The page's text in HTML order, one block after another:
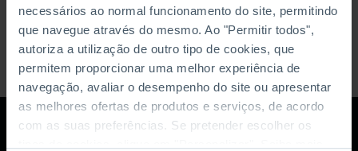
necessários ao normal funcionamento do site, permitindo
que navegue através do mesmo. Ao "Permitir todos",
autoriza a utilização de outro tipo de cookies, que
permitem proporcionar uma melhor experiência de
navegação, avaliar o desempenho do site ou apresentar
as melhores ofertas de produtos e serviços, de acordo
com as suas preferências. Se pretender escolher os